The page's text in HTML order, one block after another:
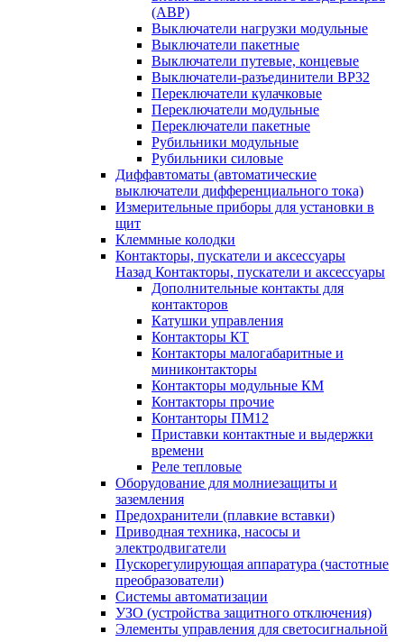
(АВР)
Выключатели нагрузки модульные
Выключатели пакетные
Выключатели путевые, концевые
Выключатели-разъединители ВР32
Переключатели кулачковые
Переключатели модульные
Переключатели пакетные
Рубильники модульные
Рубильники силовые
Диффавтоматы (автоматические
выключатели дифференциального тока)
Измерительные приборы для установки в
щит
Клеммные колодки
Контакторы, пускатели и аксессуары
Назад Контакторы, пускатели и аксессуары
Дополнительные контакты для
контакторов
Катушки управления
Контакторы КТ
Контакторы малогабаритные и
миниконтакторы
Контакторы модульные КМ
Контакторы прочие
Контанторы ПМ12
Приставки контактные и выдержки
времени
Реле тепловые
Оборудование для молниезащиты и
заземления
Предохранители (плавкие вставки)
Приводная техника, насосы и
электродвигатели
Пускорегулирующая аппаратура (частотные
преобразователи)
Системы автоматизации
УЗО (устройства защитного отключения)
Элементы управления для светосигнальной